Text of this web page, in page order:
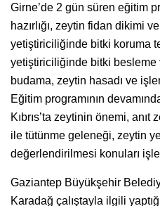
Girne’de 2 gün süren eğitim
hazırlığı, zeytin fidan dikimi
yetiştiriciliğinde bitki koruma
yetiştiriciliğinde bitki besleme
budama, zeytin hasadı ve
Eğitim programının
Kıbrıs’ta zeytinin önemi, anıt
ile tütünme geleneği, zeytin
değerlendirilmesi konuları
Gaziantep Büyükşehir
Karadağ çalıştayla ilgili